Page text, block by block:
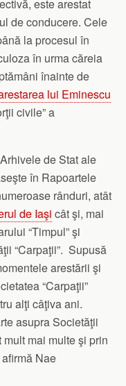
este arestat
de conducere. Cele
la procesul în
în urma căreia
înainte de
lui Eminescu
civile” a
de Stat ale
în Rapoartele
rânduri, atât
de Iaşi cât şi, mai
“Timpul” şi
“Carpaţii”. Supusă
arestării şi
“Carpaţii”
alţi câţiva ani.
asupra Societăţii
mai multe şi prin
Nae